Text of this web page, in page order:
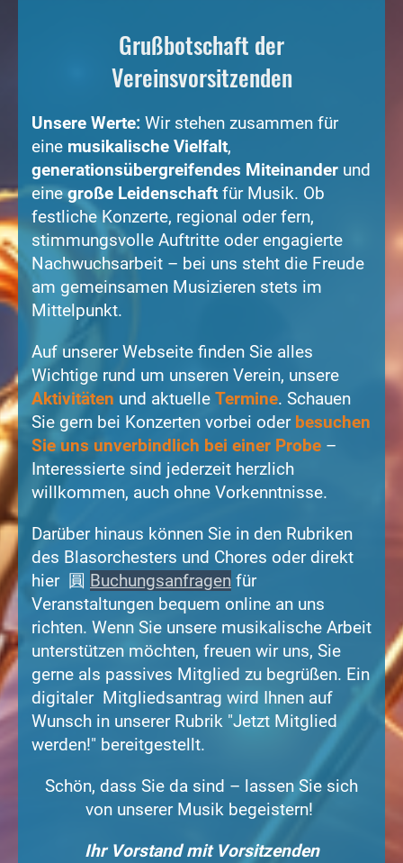
Grußbotschaft der
Vereinsvorsitzenden
Unsere Werte: Wir stehen zusammen für
eine musikalische Vielfalt,
generationsübergreifendes Miteinander und
einegroße Leidenschaft für Musik. Ob
festliche Konzerte, regional oder fern,
stimmungsvolle Auftritte oder engagierte
Nachwuchsarbeit – bei uns steht die Freude
am gemeinsamen Musizieren stets im
Mittelpunkt.
Auf unserer Webseite finden Sie alles
Wichtige rund um unseren Verein, unsere
Aktivitäten und aktuelle Termine. Schauen
Sie gern bei Konzerten vorbei oder besuchen
Sie uns unverbindlich bei einer Probe –
Interessierte sind jederzeit herzlich
willkommen, auch ohne Vorkenntnisse.
Darüber hinaus können Sie in den Rubriken
des Blasorchesters und Chores oder direkt
hier 圓 Buchungsanfragen für
Veranstaltungen bequem online an uns
richten. Wenn Sie unsere musikalische Arbeit
unterstützen möchten, freuen wir uns, Sie
gerne als passives Mitglied zu begrüßen. Ein
digitaler Mitgliedsantrag wird Ihnen auf
Wunsch in unserer Rubrik "Jetzt Mitglied
werden!" bereitgestellt.
Schön, dass Sie da sind – lassen Sie sich
von unserer Musik begeistern!
Ihr Vorstand mit Vorsitzenden